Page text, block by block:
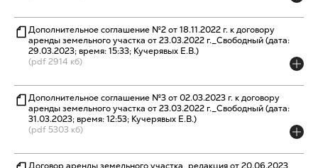
Дополнительное соглашение №2 от 18.11.2022 г. к договору
аренды земельного участка от 23.03.2022 г._Свободный (дата:
29.03.2023; время: 15:33; Кучерявых Е.В.)
(pdf 2914 кб)
Дополнительное соглашение №3 от 02.03.2023 г. к договору
аренды земельного участка от 23.03.2022 г._Свободный (дата:
31.03.2023; время: 12:53; Кучерявых Е.В.)
(pdf 5303 кб)